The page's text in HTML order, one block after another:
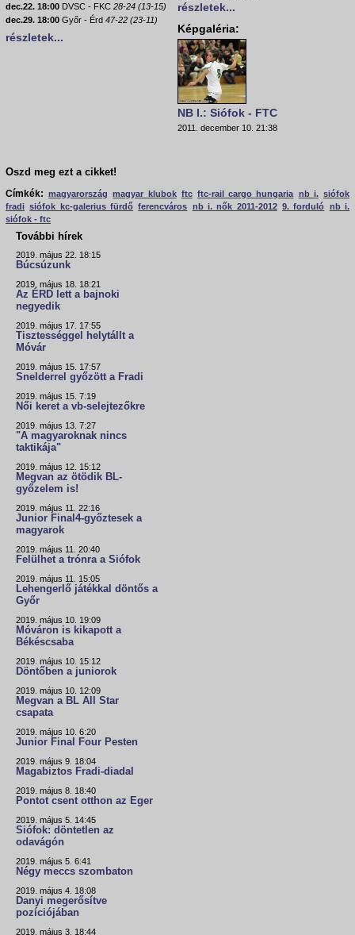
dec.22. 18:00 DVSC - FKC 28-24 (13-15)
dec.29. 18:00 Győr - Érd 47-22 (23-11)
részletek...
részletek...
Képgaléria:
NB I.: Siófok - FTC
2011. december 10. 21:38
Oszd meg ezt a cikket!
Címkék:
magyarország magyar klubok ftc ftc-rail cargo hungaria nb i. siófok
fradi siófok kc-galerius fürdő ferencváros nb i. nők 2011-2012 9. forduló nb i.
siófok - ftc
További hírek
2019. május 22. 18:15
Búcsúzunk
2019. május 18. 18:21
Az ÉRD lett a bajnoki
negyedik
2019. május 17. 17:55
Tisztességgel helytállt a
Móvár
2019. május 15. 17:57
Snelderrel győzött a Fradi
2019. május 15. 7:19
Női keret a vb-selejtezőkre
2019. május 13. 7:27
"A magyaroknak nincs
taktikája"
2019. május 12. 15:12
Megvan az ötödik BL-
győzelem is!
2019. május 11. 22:16
Junior Final4-győztesek a
magyarok
2019. május 11. 20:40
Felülhet a trónra a Siófok
2019. május 11. 15:05
Lehengerlő játékkal döntős a
Győr
2019. május 10. 19:09
Móváron is kikapott a
Békéscsaba
2019. május 10. 15:12
Döntőben a juniorok
2019. május 10. 12:09
Megvan a BL All Star
csapata
2019. május 10. 6:20
Junior Final Four Pesten
2019. május 9. 18:04
Magabiztos Fradi-diadal
2019. május 8. 18:40
Pontot csent otthon az Eger
2019. május 5. 14:45
Siófok: döntetlen az
odavágón
2019. május 5. 6:41
Négy meccs szombaton
2019. május 4. 18:08
Danyi megerősítve
pozíciójában
2019. május 3. 18:44